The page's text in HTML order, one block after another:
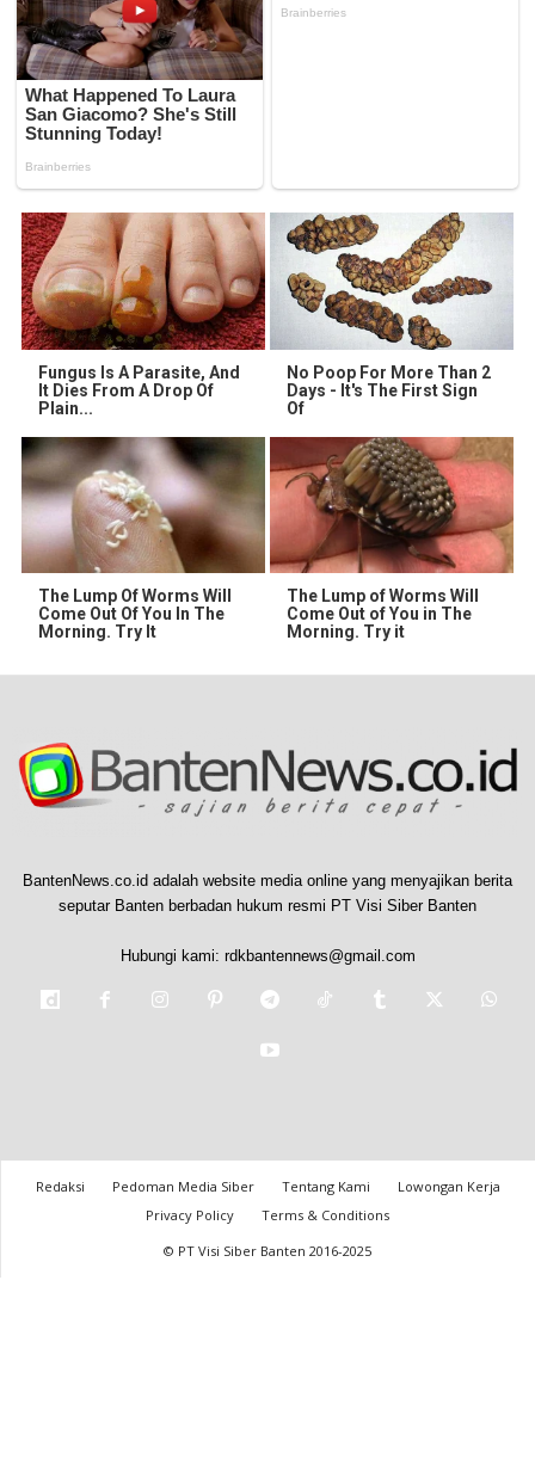
Fungus Is A Parasite, And
It Dies From A Drop Of
Plain...
No Poop For More Than 2
Days - It's The First Sign
Of
The Lump Of Worms Will
Come Out Of You In The
Morning. Try It
The Lump of Worms Will
Come Out of You in The
Morning. Try it
BantenNews.co.id adalah website media online yang menyajikan berita
seputar Banten berbadan hukum resmi PT Visi Siber Banten
Hubungi kami: rdkbantennews@gmail.com
Redaksi Pedoman Media Siber Tentang Kami
Lowongan Kerja
Privacy Policy
Terms & Conditions
© PT Visi Siber Banten 2016-2025